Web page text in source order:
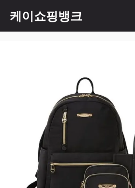
content
케이쇼핑뱅크